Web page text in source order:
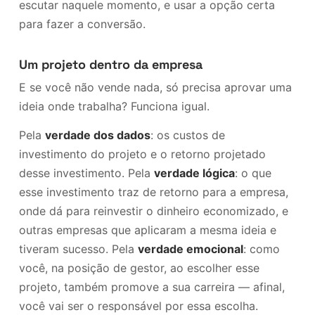
escutar naquele momento, e usar a opção certa
para fazer a conversão.
Um projeto dentro da empresa
E se você não vende nada, só precisa aprovar uma
ideia onde trabalha? Funciona igual.
Pela verdade dos dados: os custos de
investimento do projeto e o retorno projetado
desse investimento. Pela verdade lógica: o que
esse investimento traz de retorno para a empresa,
onde dá para reinvestir o dinheiro economizado, e
outras empresas que aplicaram a mesma ideia e
tiveram sucesso. Pela verdade emocional: como
você, na posição de gestor, ao escolher esse
projeto, também promove a sua carreira — afinal,
você vai ser o responsável por essa escolha.